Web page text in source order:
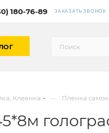
180-76-89 ЗАКАЗАТЬ ЗВОНОК
Клеенка — Пленка